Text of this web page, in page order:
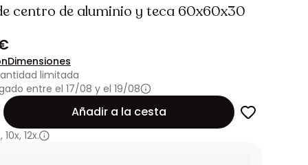
centro de aluminio y teca 60x60x30
Dimensiones
limitada
entre el 17/08 y el 19/08
Añadir a la cesta
, 10x, 12x.